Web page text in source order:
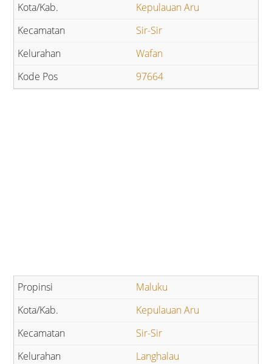
Kepulauan Aru
Sir-Sir
Wafan
97664
Maluku
Kepulauan Aru
Sir-Sir
Langhalau